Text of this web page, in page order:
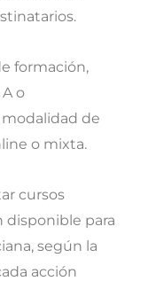
formación,
o
modalidad de
o mixta.
cursos
disponible para
según la
acción